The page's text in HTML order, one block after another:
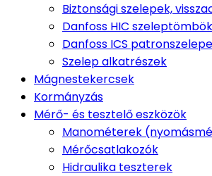
Biztonsági szelepek,
Danfoss HIC szeleptömbök
Danfoss ICS
Szelep alkatrészek
Mágnestekercsek
Kormányzás
Mérő- és tesztelő eszközök
Manométerek
Mérőcsatlakozók
Hidraulika teszterek